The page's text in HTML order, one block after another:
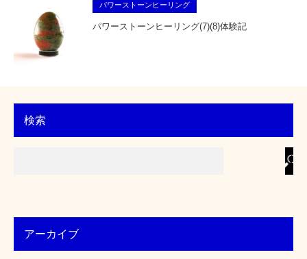
パワーストーンヒーリング
パワーストーンヒーリング(7)(8)体験記
検索
アーカイブ